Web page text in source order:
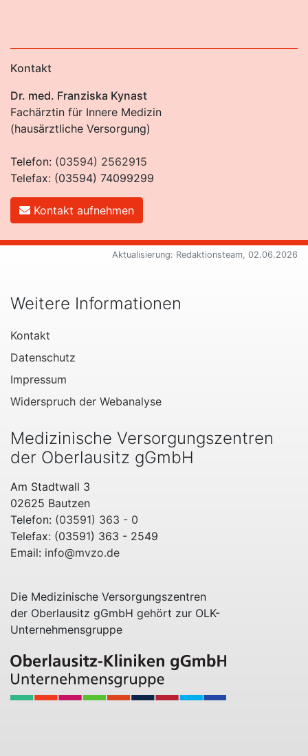
Kontakt
Dr. med. Franziska Kynast
Fachärztin für Innere Medizin
(hausärztliche Versorgung)
Telefon: (03594) 2562915
Telefax: (03594) 74099299
Kontakt aufnehmen
Aktualisierung: Redaktionsteam, 02.06.2026
Weitere Informationen
Kontakt
Datenschutz
Impressum
Widerspruch der Webanalyse
Medizinische Versorgungszentren
der Oberlausitz gGmbH
Am Stadtwall 3
02625 Bautzen
Telefon: (03591) 363 - 0
Telefax: (03591) 363 - 2549
Email: info@mvzo.de
Die Medizinische Versorgungszentren
der Oberlausitz gGmbH gehört zur OLK-
Unternehmensgruppe